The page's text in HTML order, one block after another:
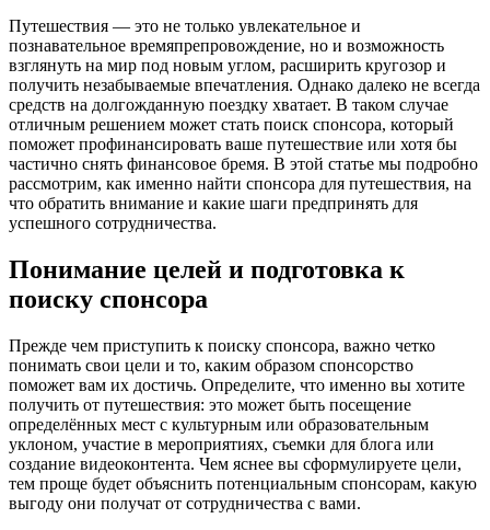
Путешествия — это не только увлекательное и
познавательное времяпрепровождение, но и возможность
взглянуть на мир под новым углом, расширить кругозор и
получить незабываемые впечатления. Однако далеко не всегда
средств на долгожданную поездку хватает. В таком случае
отличным решением может стать поиск спонсора, который
поможет профинансировать ваше путешествие или хотя бы
частично снять финансовое бремя. В этой статье мы подробно
рассмотрим, как именно найти спонсора для путешествия, на
что обратить внимание и какие шаги предпринять для
успешного сотрудничества.
Понимание целей и подготовка к
поиску спонсора
Прежде чем приступить к поиску спонсора, важно четко
понимать свои цели и то, каким образом спонсорство
поможет вам их достичь. Определите, что именно вы хотите
получить от путешествия: это может быть посещение
определённых мест с культурным или образовательным
уклоном, участие в мероприятиях, съемки для блога или
создание видеоконтента. Чем яснее вы сформулируете цели,
тем проще будет объяснить потенциальным спонсорам, какую
выгоду они получат от сотрудничества с вами.